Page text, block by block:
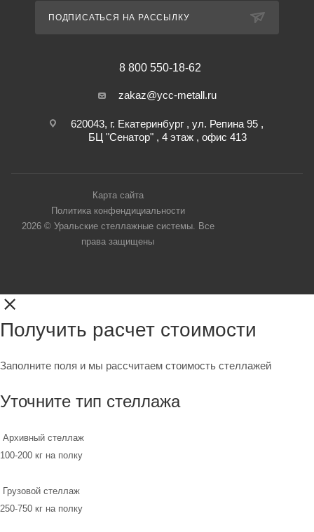
ПОДПИСАТЬСЯ НА РАССЫЛКУ
8 800 550-18-62
zakaz@ycc-metall.ru
620043, г. Екатеринбург , ул. Репина 95 ,
БЦ "Сенатор" , 4 этаж , офис 413
Карта сайта
Политика конфендициальности
2026 © Уральские стеллажные системы. Все
права защищены
Получить расчет стоимости
Заполните поля и мы рассчитаем стоимость стеллажей
Уточните тип стеллажа
Архивный стеллаж
100-200 кг на полку
Грузовой стеллаж
250-750 кг на полку